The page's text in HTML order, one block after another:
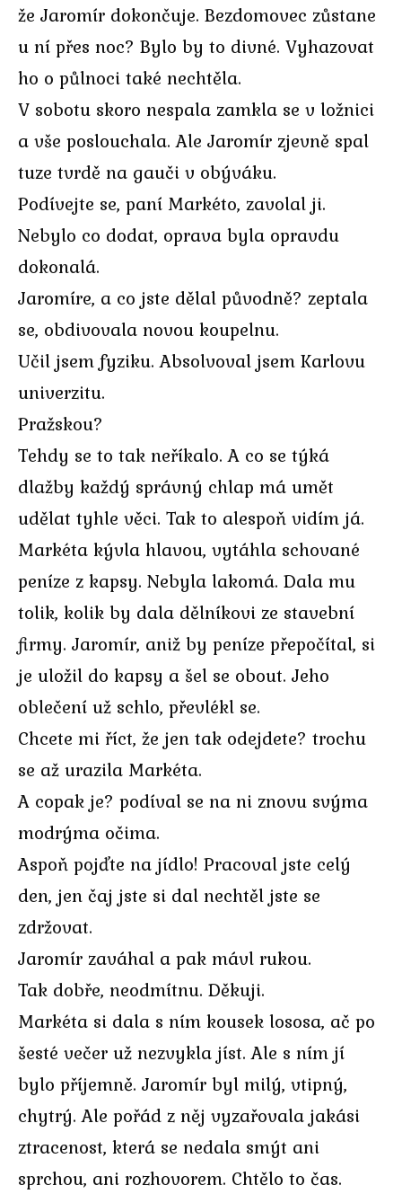
že Jaromír dokončuje. Bezdomovec zůstane
u ní přes noc? Bylo by to divné. Vyhazovat
ho o půlnoci také nechtěla.
V sobotu skoro nespala zamkla se v ložnici
a vše poslouchala. Ale Jaromír zjevně spal
tuze tvrdě na gauči v obýváku.
Podívejte se, paní Markéto, zavolal ji.
Nebylo co dodat, oprava byla opravdu
dokonalá.
Jaromíre, a co jste dělal původně? zeptala
se, obdivovala novou koupelnu.
Učil jsem fyziku. Absolvoval jsem Karlovu
univerzitu.
Pražskou?
Tehdy se to tak neříkalo. A co se týká
dlažby každý správný chlap má umět
udělat tyhle věci. Tak to alespoň vidím já.
Markéta kývla hlavou, vytáhla schované
peníze z kapsy. Nebyla lakomá. Dala mu
tolik, kolik by dala dělníkovi ze stavební
firmy. Jaromír, aniž by peníze přepočítal, si
je uložil do kapsy a šel se obout. Jeho
oblečení už schlo, převlékl se.
Chcete mi říct, že jen tak odejdete? trochu
se až urazila Markéta.
A copak je? podíval se na ni znovu svýma
modrýma očima.
Aspoň pojďte na jídlo! Pracoval jste celý
den, jen čaj jste si dal nechtěl jste se
zdržovat.
Jaromír zaváhal a pak mávl rukou.
Tak dobře, neodmítnu. Děkuji.
Markéta si dala s ním kousek lososa, ač po
šesté večer už nezvykla jíst. Ale s ním jí
bylo příjemně. Jaromír byl milý, vtipný,
chytrý. Ale pořád z něj vyzařovala jakási
ztracenost, která se nedala smýt ani
sprchou, ani rozhovorem. Chtělo to čas.